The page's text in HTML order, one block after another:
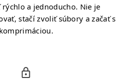
a jednoducho. Nie je
stačí zvoliť súbory a začať s
komprimáciou.